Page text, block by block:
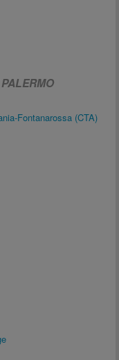
Fontanarossa (CTA)